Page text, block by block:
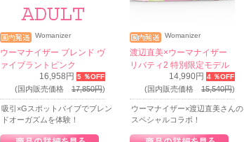
Womanizer
ウーマナイザー ブレンド ヴ
ァイブラントピンク
16,958円 5 ％OFF
(国内販売価格 17,850円)
吸引×Gスポットバイブでブレン
ドオーガズムを体験！
Womanizer
渡辺直美×ウーマナイザー
リバティ2 特別限定モデル
14,990円 4 ％OFF
(国内販売価格 15,540円)
ウーマナイザー×渡辺直美さんの
スペシャルコラボ！